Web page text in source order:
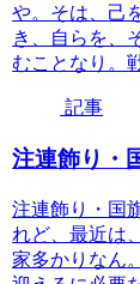
や。そは、己
き、自らを、
むことなり。
記事
注連飾り・
注連飾り・国
れど、最近は
家多かりなん